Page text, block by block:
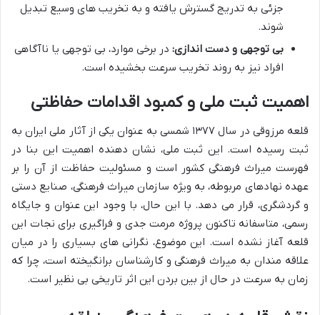
جزئی به تدریج گسترش یافته و به تخریب های وسیع تبدیل
شوند.
بی توجهی و دست اندازی: در برخی موارد، بی توجهی یا ناآگاهی
افراد نیز به روند تخریب سرعت بخشیده است.
اهمیت ثبت ملی و کمبود اقدامات حفاظتی
قلعه مرزوقی در سال ۱۳۷۷ شمسی به عنوان یکی از آثار ملی ایران به
ثبت رسیده است. این ثبت ملی، نشان دهنده اهمیت این بنا در
فهرست میراث فرهنگی کشور است و مسئولیت حفاظت از آن را بر
عهده نهادهای مربوطه، به ویژه سازمان میراث فرهنگی، صنایع دستی
و گردشگری، قرار می دهد. با این حال، با وجود این عنوان و جایگاه
رسمی، متاسفانه تاکنون پروژه مرمت جدی و فراگیری برای نجات این
قلعه آغاز نشده است. این موضوع، نگرانی های بسیاری را در میان
علاقه مندان به میراث فرهنگی و کارشناسان برانگیخته است، چرا که
زمان به سرعت در حال از بین بردن این اثر تاریخی بی نظیر است.